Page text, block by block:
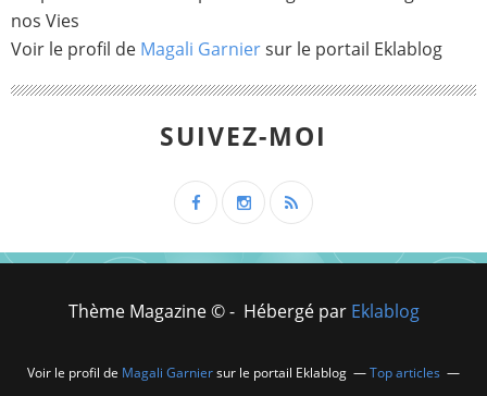
nos Vies
Voir le profil de Magali Garniersur le portail Eklablog
SUIVEZ-MOI
Thème Magazine © - Hébergé par Eklablog
Voir le profil de Magali Garniersur le portail Eklablog
Top articles